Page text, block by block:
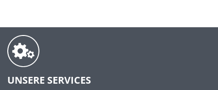
UNSERE SERVICES